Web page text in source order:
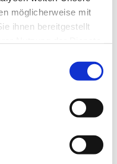
möglicherweise mit
ihnen bereitgestellt